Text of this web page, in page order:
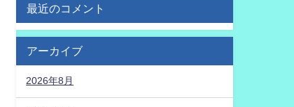
最近のコメント
アーカイブ
2026年8月